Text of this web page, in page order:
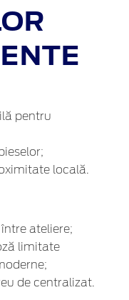
pentru
locală.
ateliere;
limitate
de centralizat.